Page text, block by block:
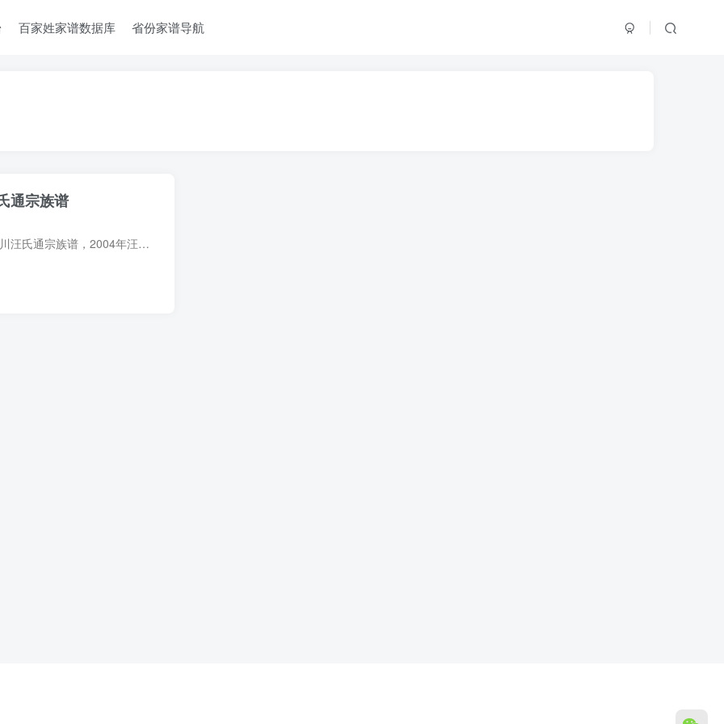
百家姓家谱数据库 省份家谱导航
通宗族谱
族谱简介 云南贵州四川汪氏通宗族谱，2004年汪诗明主修，1册。据凡例，本谱名首冠以“滇黔川”三字表明所收人丁范围云南、贵州、四川三省为多，但并非三省全部汪姓，涉及地、州、市、县约三十多...